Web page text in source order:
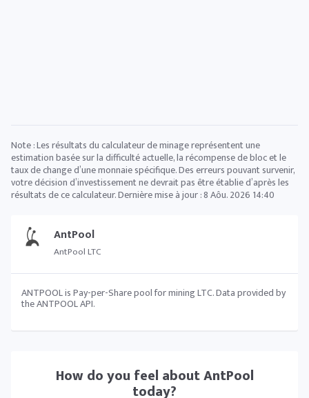
AntPool
AntPool LTC
ANTPOOL is Pay-per-Share pool for mining LTC. Data provided by
the ANTPOOL API.
How do you feel aboutAntPool
today?
Note : Les résultats du calculateur de minage représentent une
estimation basée sur la difficulté actuelle, la récompense de bloc et le
taux de change d’une monnaie spécifique. Des erreurs pouvant survenir,
votre décision d’investissement ne devrait pas être établie d’après les
résultats de ce calculateur. Dernière mise à jour :8 Aôu. 2026 14:40